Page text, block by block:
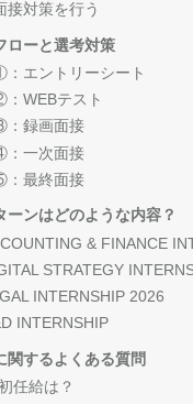
対策を行う
ローと選考対策
エントリーシート
WEBテスト
：録画面接
：一次面接
：最終面接
ーンはどのような内容？
& FINANCE
STRATEGY
INTERNSHIP 2026
INTERNSHIP
関するよくある質問
任給は？